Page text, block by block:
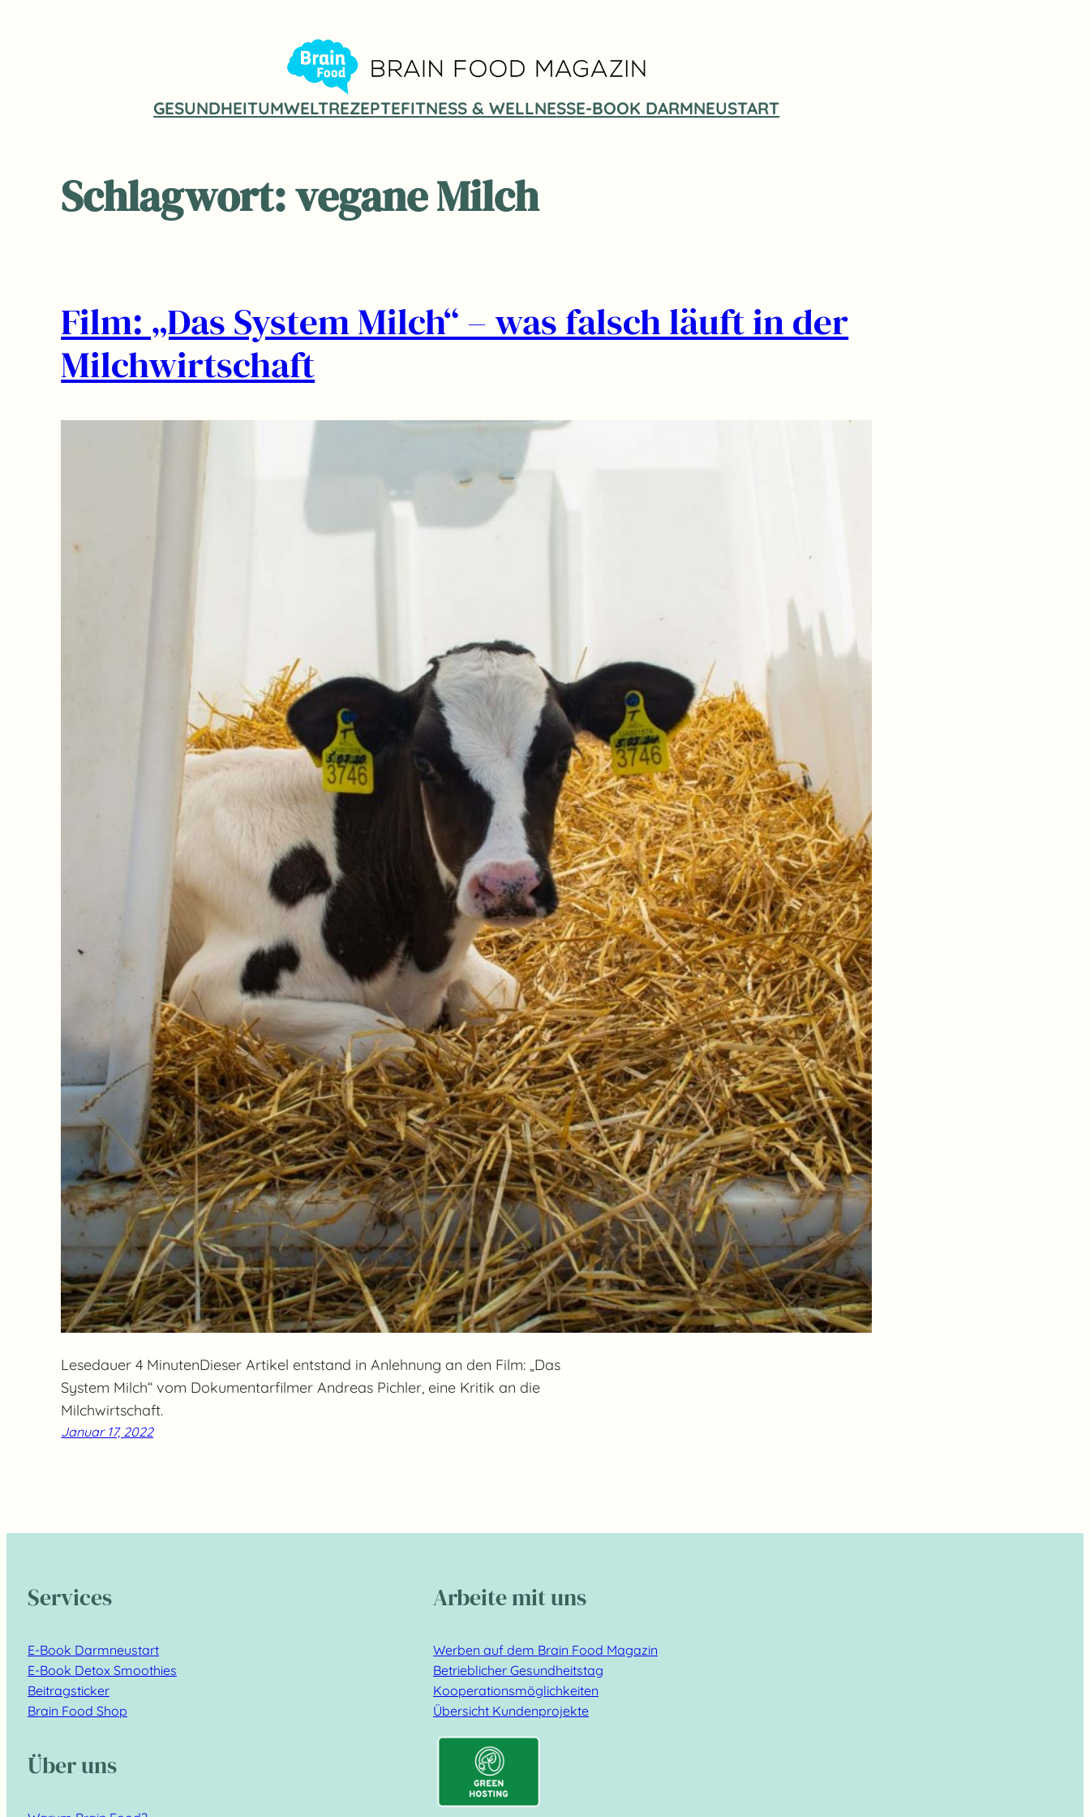
GESUNDHEITUMWELTREZEPTEFITNESS & WELLNESSE-BOOK DARMNEUSTART
Schlagwort:vegane Milch
Film: „Das System Milch“ – was falsch läuft in der
Milchwirtschaft
Lesedauer 4 MinutenDieser Artikel entstand in Anlehnung an den Film: „Das
System Milch“ vom Dokumentarfilmer Andreas Pichler, eine Kritik an die
Milchwirtschaft.
Januar 17, 2022
Services
E-Book Darmneustart
E-Book Detox Smoothies
Beitragsticker
Brain Food Shop
Über uns
Arbeite mit uns
Werben auf dem Brain Food Magazin
Betrieblicher Gesundheitstag
Kooperationsmöglichkeiten
Übersicht Kundenprojekte